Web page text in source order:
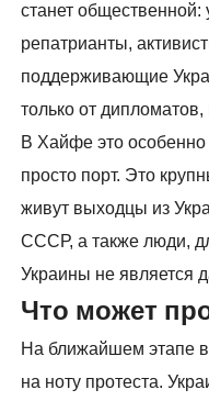
станет
репатрианты,
поддерживающие
только от дипломатов,
В Хайфе это
просто порт. Это
живут выходцы из
СССР, а также люди,
Украины не является
Что может
На ближайшем этапе
на ноту протеста.